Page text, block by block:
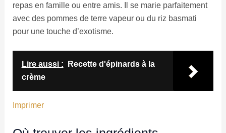
repas en famille ou entre amis. Il se marie parfaitement
avec des pommes de terre vapeur ou du riz basmati
pour une touche d’exotisme.
Lire aussi :
Recette d'épinards à la
crème
Imprimer